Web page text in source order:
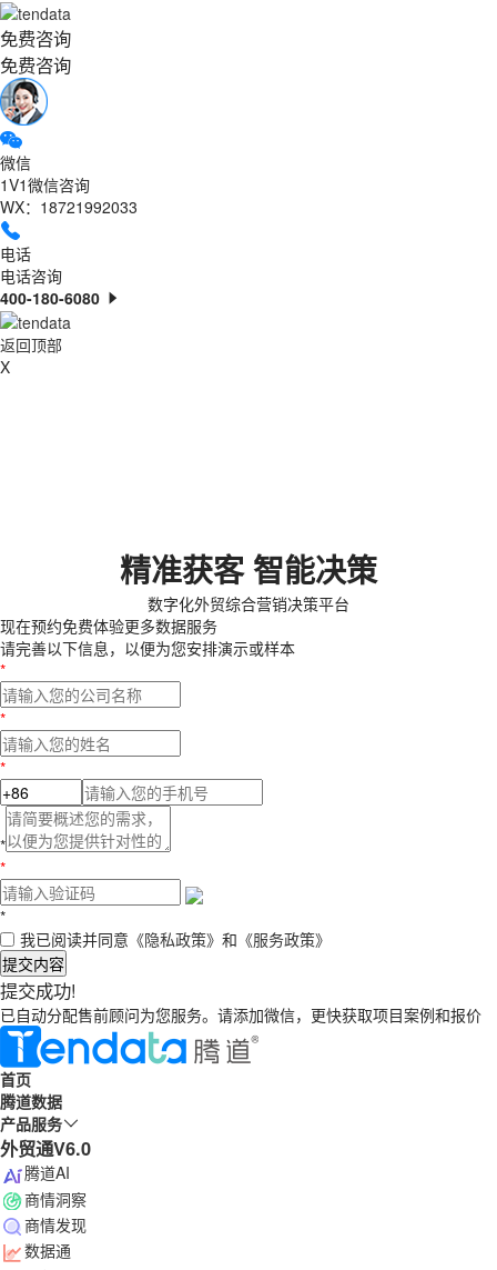
免费咨询
免费咨询
微信
1V1微信咨询
WX：18721992033
电话
电话咨询
400-180-6080
返回顶部
X
精准获客 智能决策
数字化外贸综合营销决策平台
现在预约免费体验更多数据服务
请完善以下信息，以便为您安排演示或样本
*
*
*
*
*
*
我已阅读并同意 《隐私政策》 和 《服务政策》
提交内容
提交成功!
已自动分配售前顾问为您服务。请添加微信，更快获取项目案例和报价
首页
腾道数据
产品服务
外贸通V6.0
腾道AI
商情洞察
商情发现
数据通